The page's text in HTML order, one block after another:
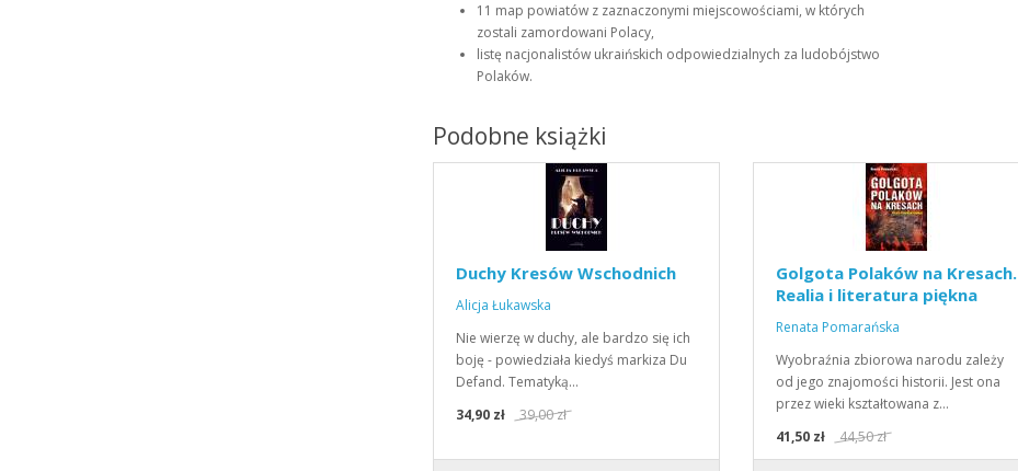
11 map powiatów z zaznaczonymi miejscowościami, w których
zostali zamordowani Polacy,
listę nacjonalistów ukraińskich odpowiedzialnych za ludobójstwo
Polaków.
Podobne książki
Duchy Kresów Wschodnich
Alicja Łukawska
Nie wierzę w duchy, ale bardzo się ich
boję - powiedziała kiedyś markiza Du
Defand. Tematyką…
34,90 zł
39,00 zł
Golgota Polaków na Kresach.
Realia i literatura piękna
Renata Pomarańska
Wyobraźnia zbiorowa narodu zależy
od jego znajomości historii. Jest ona
przez wieki kształtowana z…
41,50 zł
44,50 zł